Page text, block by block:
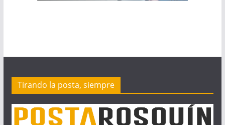
Tirando la posta, siempre